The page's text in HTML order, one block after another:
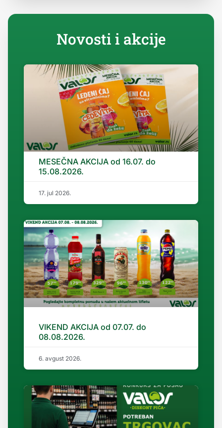
Novosti i akcije
MESEČNA AKCIJA od 16.07. do
15.08.2026.
17. jul 2026.
VIKEND AKCIJA od 07.07. do
08.08.2026.
6. avgust 2026.